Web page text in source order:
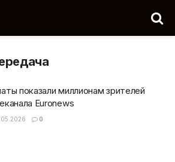
показали миллионам зрителей
Euronews
0